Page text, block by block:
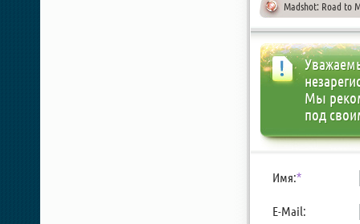
Madshot: Road to
Мы
под
Имя:*
E-Mail: